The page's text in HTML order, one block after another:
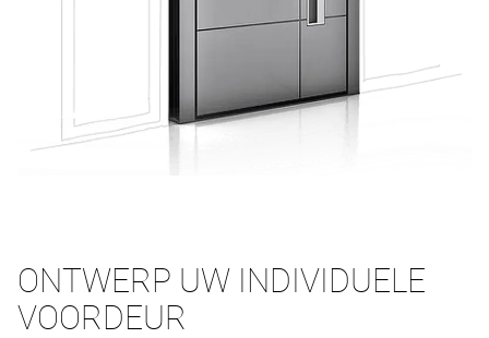
ONTWERP UW INDIVIDUELE
VOORDEUR